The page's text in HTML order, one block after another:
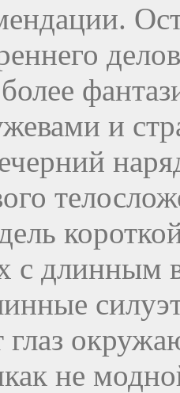
и
с длинным
глаз
не